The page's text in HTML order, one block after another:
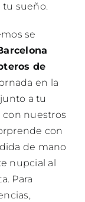
tu sueño.
se
de
en la
a tu
nuestros
con
de mano
nupcial al
Para